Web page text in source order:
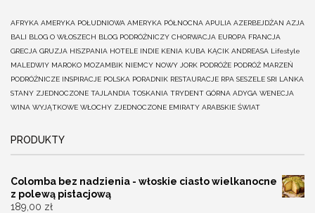
AFRYKA AMERYKA POŁUDNIOWA AMERYKA PÓŁNOCNA APULIA AZERBEJDŻAN AZJA
BALI BLOG O WŁOSZECH BLOG PODRÓŻNICZY CHORWACJA EUROPA FRANCJA
GRECJA GRUZJA HISZPANIA HOTELE INDIE KENIA KUBA KĄCIK ANDREASA Lifestyle
MALEDWIY MAROKO MOZAMBIK NIEMCY NOWY JORK PODRÓŻE PODRÓŻ MARZEŃ
PODRÓŻNICZE INSPIRACJE POLSKA PORADNIK RESTAURACJE RPA SESZELE SRI LANKA
STANY ZJEDNOCZONE TAJLANDIA TOSKANIA TRYDENT GÓRNA ADYGA WENECJA
WINA WYJĄTKOWE WŁOCHY ZJEDNOCZONE EMIRATY ARABSKIE ŚWIAT
PRODUKTY
Colomba bez nadzienia - włoskie ciasto wielkanocne
z polewą pistacjową
189,00 zł